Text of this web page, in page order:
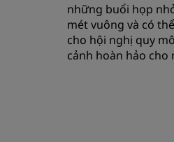
những buổi họp
mét vuông và có
cho hội nghị quy
cảnh hoàn hảo